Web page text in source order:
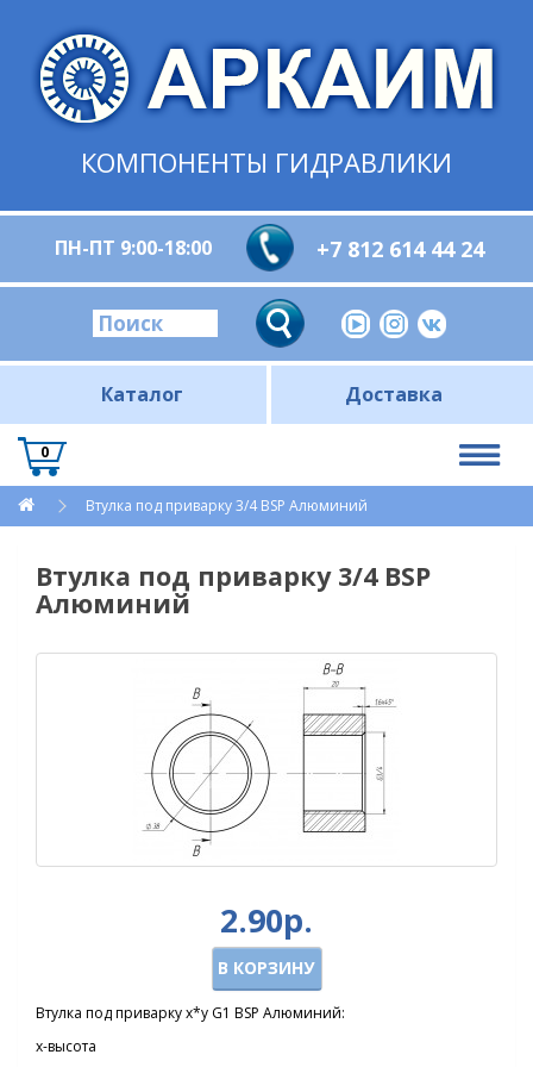
КОМПОНЕНТЫ ГИДРАВЛИКИ
ПН-ПТ 9:00-18:00 +7 812 614 44 24
Каталог Доставка
0
Втулка под приварку 3/4 BSP Алюминий
Втулка под приварку 3/4 BSP
Алюминий
2.90р.
В КОРЗИНУ
Втулка под приварку х*y G1 BSP Алюминий:
x-высота